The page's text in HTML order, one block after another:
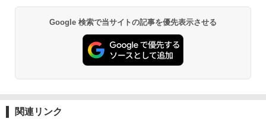
Google 検索で当サイトの記事を優先表示させる
関連リンク